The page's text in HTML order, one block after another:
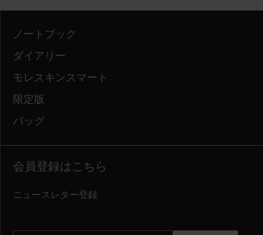
ノートブック
ダイアリー
モレスキンスマート
限定版
バッグ
会員登録はこちら
ニュースレター登録